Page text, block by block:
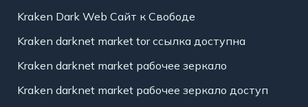
Kraken Dark Web Сайт к Свободе
Kraken darknet market tor ссылка доступна
Kraken darknet market рабочее зеркало
Kraken darknet market рабочее зеркало доступ